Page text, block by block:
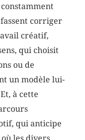
fassent corriger
créatif,
qui choisit
ou de
un modèle lui-
à cette
qui anticipe
les divers